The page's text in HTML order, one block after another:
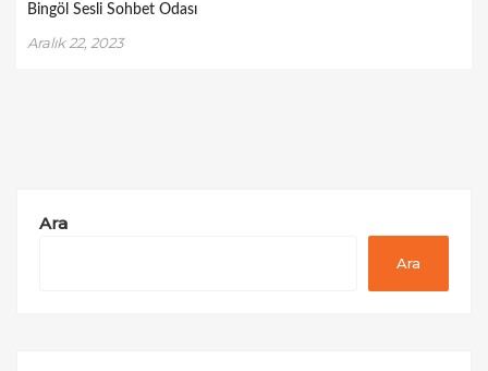
Bingöl Sesli Sohbet Odası
Aralık 22, 2023
Ara
Ara